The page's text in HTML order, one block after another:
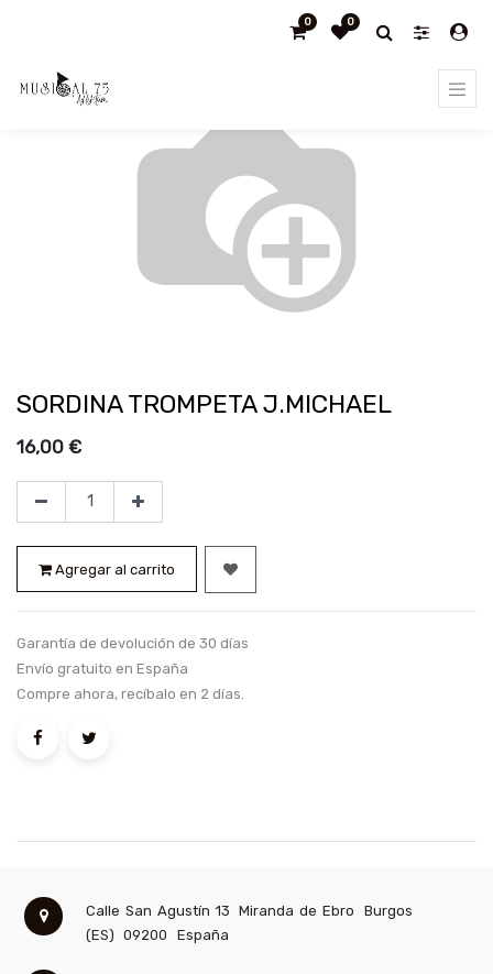
0 0
SORDINA TROMPETA J.MICHAEL
SORDINA TROMPETA J.MICHAEL
16,00 €
Agregar al carrito
Garantía de devolución de 30 días
Envío gratuito en España
Compre ahora, recíbalo en 2 días.
Calle San Agustín 13 Miranda de Ebro
Burgos
(ES)
09200 España